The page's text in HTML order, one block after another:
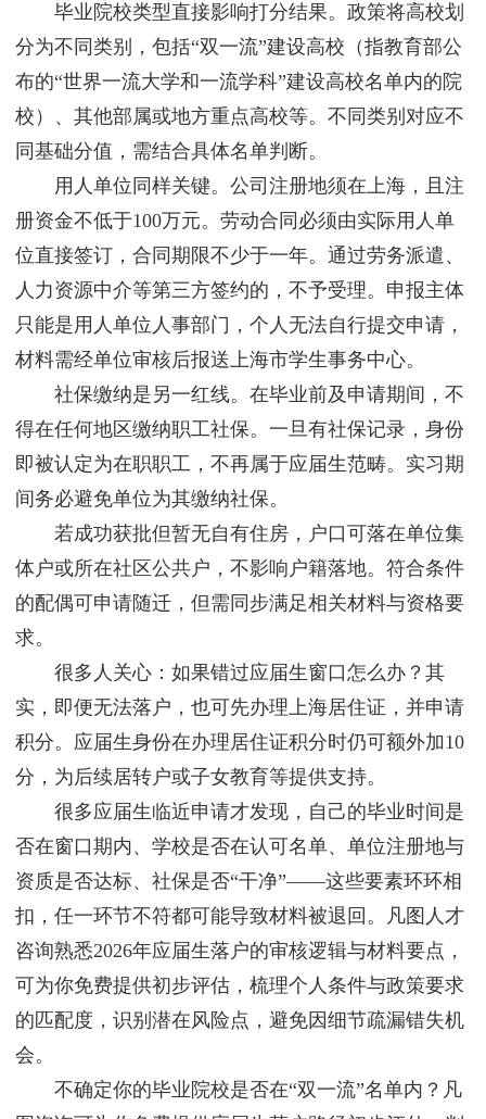
毕业院校类型直接影响打分结果。政策将高校划
分为不同类别，包括“双一流”建设高校（指教育部公
布的“世界一流大学和一流学科”建设高校名单内的院
校）、其他部属或地方重点高校等。不同类别对应不
同基础分值，需结合具体名单判断。
用人单位同样关键。公司注册地须在上海，且注
册资金不低于100万元。劳动合同必须由实际用人单
位直接签订，合同期限不少于一年。通过劳务派遣、
人力资源中介等第三方签约的，不予受理。申报主体
只能是用人单位人事部门，个人无法自行提交申请，
材料需经单位审核后报送上海市学生事务中心。
社保缴纳是另一红线。在毕业前及申请期间，不
得在任何地区缴纳职工社保。一旦有社保记录，身份
即被认定为在职职工，不再属于应届生范畴。实习期
间务必避免单位为其缴纳社保。
若成功获批但暂无自有住房，户口可落在单位集
体户或所在社区公共户，不影响户籍落地。符合条件
的配偶可申请随迁，但需同步满足相关材料与资格要
求。
很多人关心：如果错过应届生窗口怎么办？其
实，即便无法落户，也可先办理上海居住证，并申请
积分。应届生身份在办理居住证积分时仍可额外加10
分，为后续居转户或子女教育等提供支持。
很多应届生临近申请才发现，自己的毕业时间是
否在窗口期内、学校是否在认可名单、单位注册地与
资质是否达标、社保是否“干净”——这些要素环环相
扣，任一环节不符都可能导致材料被退回。凡图人才
咨询熟悉2026年应届生落户的审核逻辑与材料要点，
可为你免费提供初步评估，梳理个人条件与政策要求
的匹配度，识别潜在风险点，避免因细节疏漏错失机
会。
不确定你的毕业院校是否在“双一流”名单内？凡